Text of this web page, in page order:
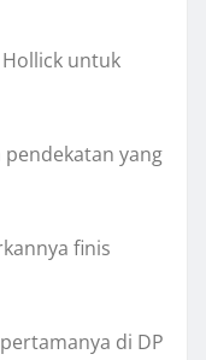
untuk
yang
finis
di DP